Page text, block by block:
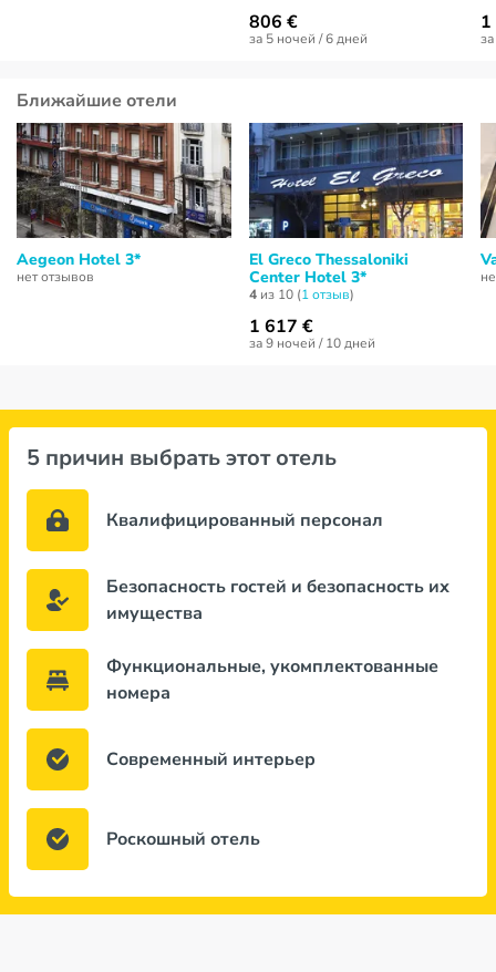
806 €
за 5 ночей / 6 дней
Ближайшие отели
Aegeon Hotel 3*
нет отзывов
El Greco Thessaloniki
Center Hotel 3*
4из 10 (1 отзыв)
1 617 €
за 9 ночей / 10 дней
5 причин выбрать этот отель
Квалифицированный персонал
Безопасность гостей и безопасность их
имущества
Функциональные, укомплектованные
номера
Современный интерьер
Роскошный отель